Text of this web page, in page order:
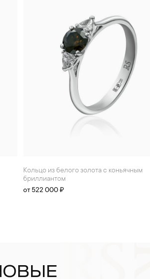
Кольцо из белого золота с коньячным
бриллиантом
от 522 000 ₽